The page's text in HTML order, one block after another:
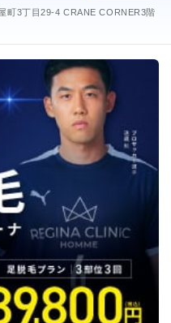
町3丁目29-4 CRANE CORNER3階